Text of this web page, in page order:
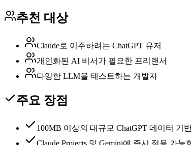
추천 대상
Claude로 이주하려는 ChatGPT 유저
개인화된 AI 비서가 필요한 프리랜서
다양한 LLM을 테스트하는 개발자
주요 장점
100MB 이상의 대규모 ChatGPT 데이터 기
Claude Projects 및 Gemini에 즉시 적용 가